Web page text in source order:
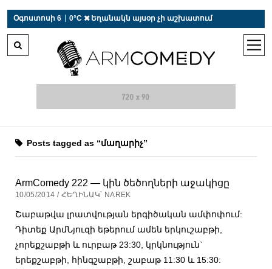
Օգոստոսի 6 0°C  Եղանակն այսօր չի աշխատում
open
Posts tagged as “մաղարիչ”
ArmComedy 222 — կին ծեծողների աջակիցը
10/05/2014 / ՀԵՂԻՆԱԿ՝ NAREK
Շաբաթվա լրատվության երգիծական ամփոփում:
Դիտեք ԱրմՆյուզի եթերում ամեն երկուշաբթի,
չորեքշաբթի և ուրբաթ 23:30, կրկնություն`
երեքշաբթի, հինգշաբթի, շաբաթ 11:30 և 15:30: